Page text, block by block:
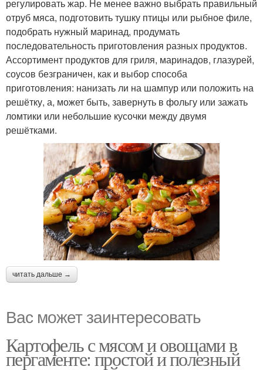
регулировать жар. Не менее важно выбрать правильный
отруб мяса, подготовить тушку птицы или рыбное филе,
подобрать нужный маринад, продумать
последовательность приготовления разных продуктов.
Ассортимент продуктов для гриля, маринадов, глазурей,
соусов безграничен, как и выбор способа
приготовления: нанизать ли на шампур или положить на
решётку, а, может быть, завернуть в фольгу или зажать
ломтики или небольшие кусочки между двумя
решётками.
читать дальше →
Вас может заинтересовать
Картофель с мясом и овощами в
пергаменте: простой и полезный